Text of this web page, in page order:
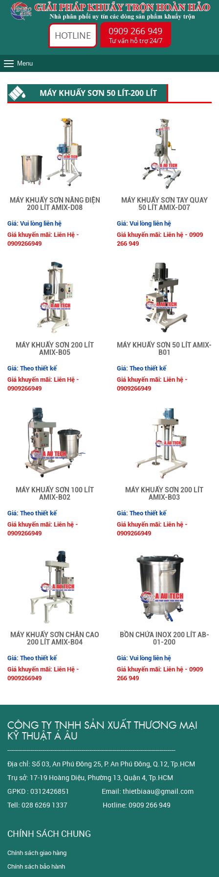
HOTLINE 0909 266 949
Tư vấn hỗ trợ 24/7
Menu
MÁY KHUẤY SƠN 50 LÍT-200 LÍT
MÁY KHUẤY SƠN NÂNG ĐIỆN
200 LÍT AMIX-D08
Giá: Vui lòng liên hệ
Giá khuyến mãi: Liên Hệ -
0909266949
MÁY KHUẤY SƠN TAY QUAY
50 LÍT AMIX-D07
Giá: Vui lòng liên hệ
Giá khuyến mãi: Liên hệ - 0909
266 949
MÁY KHUẤY SƠN 200 LÍT
AMIX-B05
Giá: Theo thiết kế
Giá khuyến mãi: Liên Hệ -
0909266949
MÁY KHUẤY SƠN 50 LÍT AMIX-
B01
Giá: Theo thiết kế
Giá khuyến mãi: Liên hệ -
0909266949
MÁY KHUẤY SƠN 100 LÍT
AMIX-B02
Giá: Theo thiết kế
Giá khuyến mãi: Liên hệ -
0909266949
MÁY KHUẤY SƠN 200 LÍT
AMIX-B03
Giá: Theo thiết kế
Giá khuyến mãi: Liên hệ -
0909266949
MÁY KHUẤY SƠN CHÂN CAO
200 LÍT AMIX-B04
Giá: Theo thiết kế
Giá khuyến mãi: Liên Hệ -
0909266949
BỒN CHỨA INOX 200 LÍT AB-
01-200
Giá: Vui lòng liên hệ
Giá khuyến mãi: Liên hệ - 0909
266 949
CÔNG TY TNHH SẢN XUẤT THƯƠNG MẠI
KỸ THUẬT Á ÂU
--------------------------------------------------------------------------------------
Địa chỉ: Số 03, An Phú Đông 25, P. An Phú Đông, Q.12, Tp.HCM
Trụ sở: 17-19 Hoàng Diệu, Phường 13, Quận 4, Tp.HCM
GPKD : 0312426851 Email: thietbiaau@gmail.com
Tell: 028 6269 1337 Hotline: 0909 266 949
CHÍNH SÁCH CHUNG
Chính sách giao hàng
Chính sách bảo hành